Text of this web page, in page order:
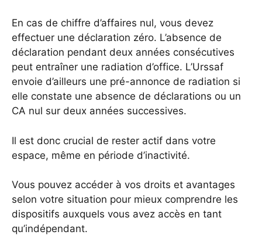
En cas de chiffre d’affaires nul, vous devez
effectuer une déclaration zéro. L’absence de
déclaration pendant deux années consécutives
peut entraîner une radiation d’office. L’Urssaf
envoie d’ailleurs une pré-annonce de radiation si
elle constate une absence de déclarations ou un
CA nul sur deux années successives.
Il est donc crucial de rester actif dans votre
espace, même en période d’inactivité.
Vous pouvez accéder à vos droits et avantages
selon votre situation pour mieux comprendre les
dispositifs auxquels vous avez accès en tant
qu’indépendant.